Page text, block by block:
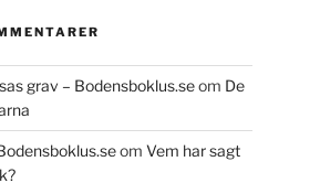
grav – Bodensboklus.seom De
om Vem har sagt